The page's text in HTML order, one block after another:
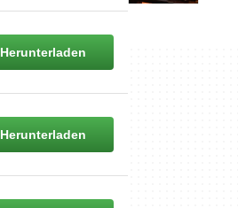
Herunterladen
Herunterladen